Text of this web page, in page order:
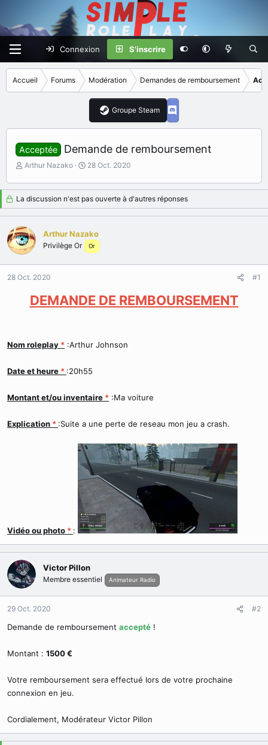
Connexion S'inscrire
Accueil Forums Modération Demandes de remboursement
Groupe Steam
Acceptée Demande de remboursement
I
i
i
a
t
e
u
c
s
o
Arthur Nazako
D
t
e
d
e
d
é
b
28 Oct. 2020
La discussion n'est pas ouverte à d'autres réponses
Arthur Nazako
Privilège Or Or
28 Oct. 2020 #1
DEMANDE DE REMBOURSEMENT
Nom roleplay * :Arthur Johnson
Date et heure * :20h55
Montant et/ou inventaire * :Ma voiture
Explication * :Suite a une perte de reseau mon jeu a crash.
Vidéo ou photo * :
Victor Pillon
Membre essentiel Animateur Radio
29 Oct. 2020 #2
Demande de remboursement accepté !
Montant : 1500 €
Votre remboursement sera effectué lors de votre prochaine
connexion en jeu.
Cordialement, Modérateur Victor Pillon